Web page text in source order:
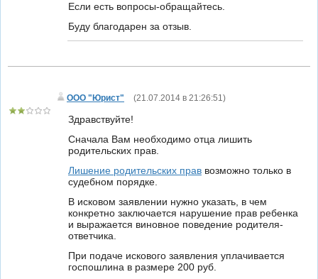
Если есть вопросы-обращайтесь.
Буду благодарен за отзыв.
ООО "Юрист" (21.07.2014 в 21:26:51)
Здравствуйте!
Сначала Вам необходимо отца лишить
родительских прав.
Лишение родительских прав возможно только в
судебном порядке.
В исковом заявлении нужно указать, в чем
конкретно заключается нарушение прав ребенка
и выражается виновное поведение родителя-
ответчика.
При подаче искового заявления уплачивается
госпошлина в размере 200 руб.